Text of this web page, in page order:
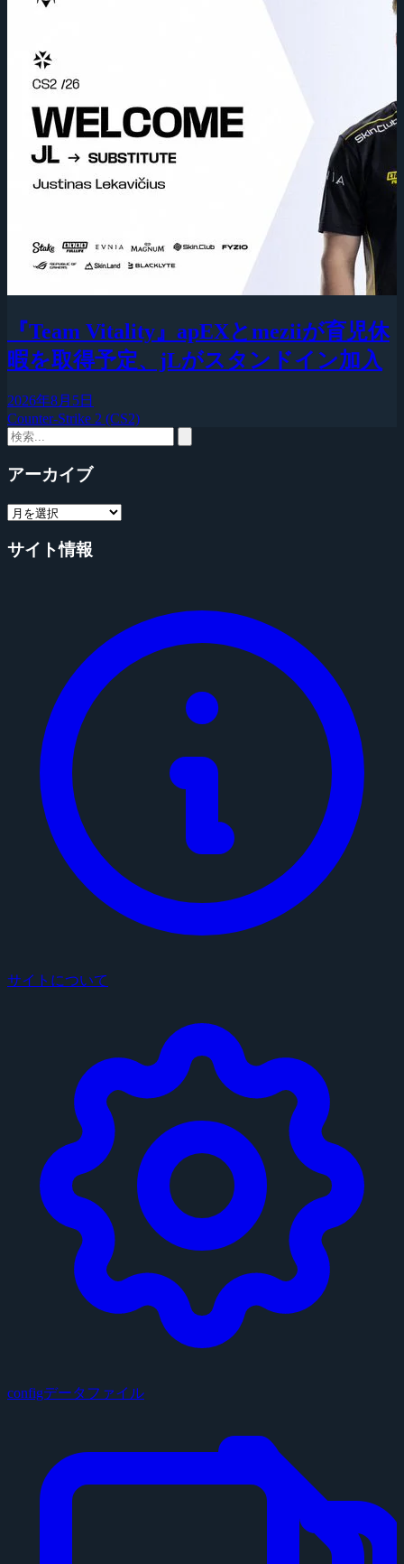
『Team Vitality』apEXとmeziiが育児休
暇を取得予定、jLがスタンドイン加入
2026年8月5日
Counter-Strike 2 (CS2)
アーカイブ
サイト情報
サイトについて
configデータファイル